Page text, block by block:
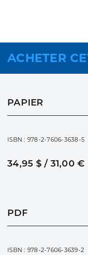
ACHETER
PAPIER
ISBN : 978-2-7606-3638-5
34,95 $ / 31,00 €
PDF
ISBN : 978-2-7606-3639-2